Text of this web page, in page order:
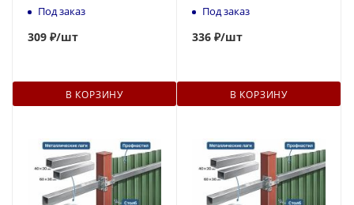
Под заказ
309 ₽/шт
В КОРЗИНУ
Под заказ
336 ₽/шт
В КОРЗИНУ